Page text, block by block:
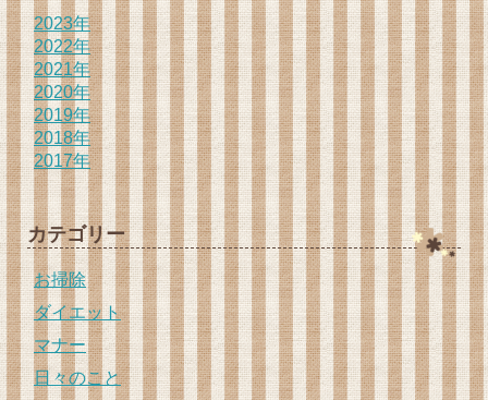
2023年
2022年
2021年
2020年
2019年
2018年
2017年
カテゴリー
お掃除
ダイエット
マナー
日々のこと